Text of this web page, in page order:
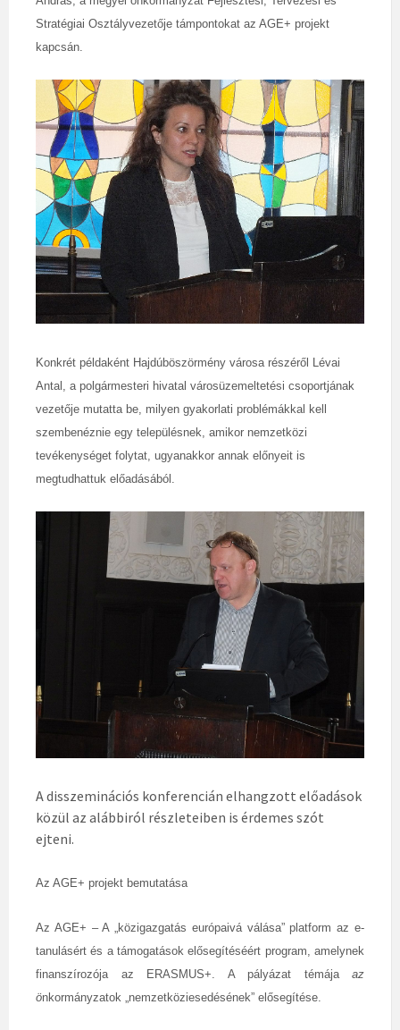
Stratégiai Osztályvezetője támpontokat az AGE+ projekt
kapcsán.
Konkrét példaként Hajdúböszörmény városa részéről Lévai
Antal, a polgármesteri hivatal városüzemeltetési csoportjának
vezetője mutatta be, milyen gyakorlati problémákkal kell
szembenéznie egy településnek, amikor nemzetközi
tevékenységet folytat, ugyanakkor annak előnyeit is
megtudhattuk előadásából.
A disszeminációs konferencián elhangzott előadások
közül az alábbiról részleteiben is érdemes szót
ejteni.
Az AGE+ projekt bemutatása
Az AGE+ – A „közigazgatás európaivá válása” platform az e-
tanulásért és a támogatások elősegítéséért program, amelynek
finanszírozója az ERASMUS+. A pályázat témájaaz
önkormányzatok „nemzetköziesedésének” elősegítése.